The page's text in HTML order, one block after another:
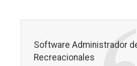
Software Administrador
Recreacionales